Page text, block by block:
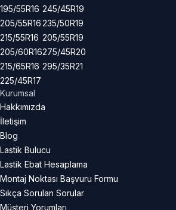
195/55R16
205/55R16
215/55R16
205/60R16
215/65R16
225/45R17
245/45R19
235/50R19
205/55R19
275/45R20
295/35R21
Kurumsal
Hakkımızda
İletişim
Blog
Lastik Bulucu
Lastik Ebat Hesaplama
Montaj Noktası Başvuru Formu
Sıkça Sorulan Sorular
Müşteri Yorumları